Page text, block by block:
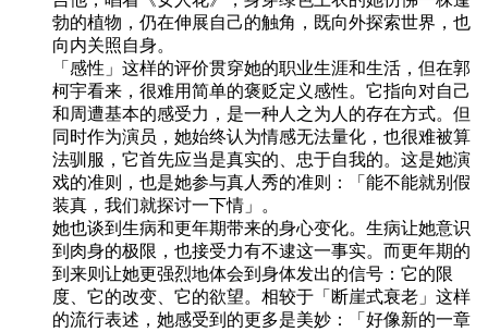
勃的植物，仍在伸展自己的触角，既向外探索世界，也
向内关照自身。
「感性」这样的评价贯穿她的职业生涯和生活，但在郭
柯宇看来，很难用简单的褒贬定义感性。它指向对自己
和周遭基本的感受力，是一种人之为人的存在方式。但
同时作为演员，她始终认为情感无法量化，也很难被算
法驯服，它首先应当是真实的、忠于自我的。这是她演
戏的准则，也是她参与真人秀的准则：「能不能就别假
装真，我们就探讨一下情」。
她也谈到生病和更年期带来的身心变化。生病让她意识
到肉身的极限，也接受力有不逮这一事实。而更年期的
到来则让她更强烈地体会到身体发出的信号：它的限
度、它的改变、它的欲望。相较于「断崖式衰老」这样
的流行表述，她感受到的更多是美妙：「好像新的一章